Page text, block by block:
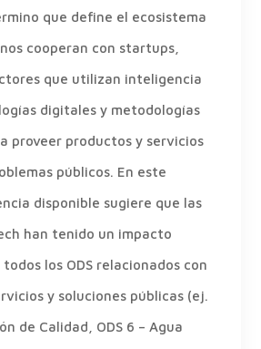
que define el ecosistema
cooperan con startups,
que utilizan inteligencia
digitales y metodologías
proveer productos y servicios
públicos. En este
disponible sugiere que las
han tenido un impacto
los ODS relacionados con
y soluciones públicas (ej.
de Calidad, ODS 6 – Agua